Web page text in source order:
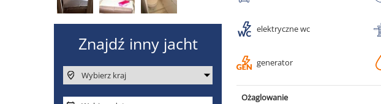
elektryczne wc
generator
Ożaglowanie